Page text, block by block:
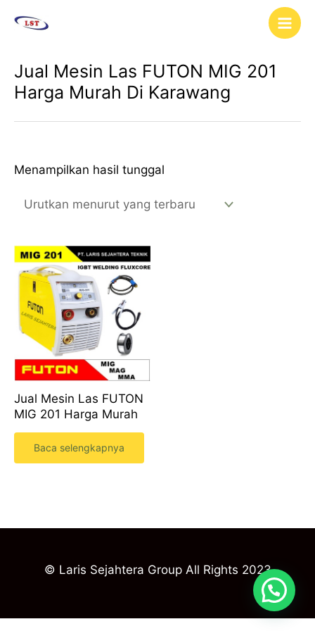
Main
Jual Mesin Las FUTON MIG 201
Harga Murah Di Karawang
Menampilkan hasil tunggal
Jual Mesin Las FUTON
MIG 201 Harga Murah
Baca selengkapnya
© Laris Sejahtera Group All Rights 2023